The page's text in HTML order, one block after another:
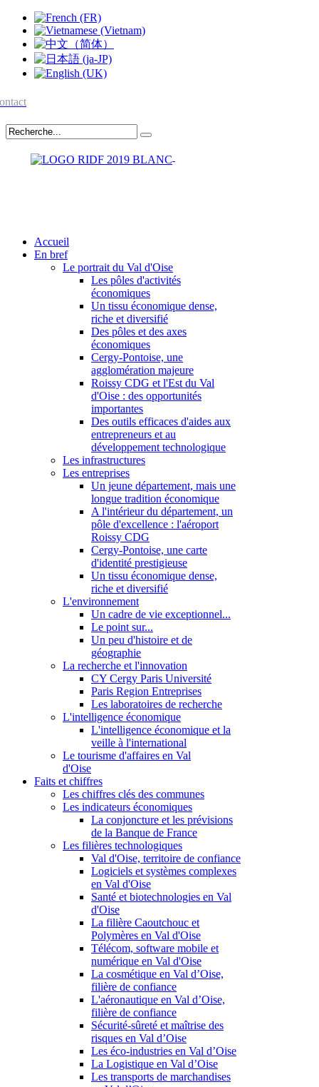
Accueil
En bref
Le portrait du Val d'Oise
Les pôles d'activités
économiques
Un tissu économique dense,
riche et diversifié
Des pôles et des axes
économiques
Cergy-Pontoise, une
agglomération majeure
Roissy CDG et l'Est du Val
d'Oise : des opportunités
importantes
Des outils efficaces d'aides aux
entrepreneurs et au
développement technologique
Les infrastructures
Les entreprises
Un jeune département, mais une
longue tradition économique
A l'intérieur du département, un
pôle d'excellence : l'aéroport
Roissy CDG
Cergy-Pontoise, une carte
d'identité prestigieuse
Un tissu économique dense,
riche et diversifié
L'environnement
Un cadre de vie exceptionnel...
Le point sur...
Un peu d'histoire et de
géographie
La recherche et l'innovation
CY Cergy Paris Université
Paris Region Entreprises
Les laboratoires de recherche
L'intelligence économique
L'intelligence économique et la
veille à l'international
Le tourisme d'affaires en Val
d'Oise
Faits et chiffres
Les chiffres clés des communes
Les indicateurs économiques
La conjoncture et les prévisions
de la Banque de France
Les filières technologiques
Val d'Oise, territoire de confiance
Logiciels et systèmes complexes
en Val d'Oise
Santé et biotechnologies en Val
d'Oise
La filière Caoutchouc et
Polymères en Val d'Oise
Télécom, software mobile et
numérique en Val d'Oise
La cosmétique en Val d’Oise,
filière de confiance
L'aéronautique en Val d’Oise,
filière de confiance
Sécurité-sûreté et maîtrise des
risques en Val d’Oise
Les éco-industries en Val d’Oise
La Logistique en Val d’Oise
Les transports de marchandises